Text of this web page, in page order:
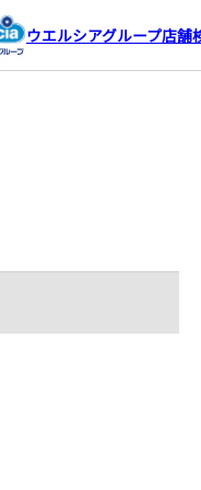
ウエルシアグループ店舗